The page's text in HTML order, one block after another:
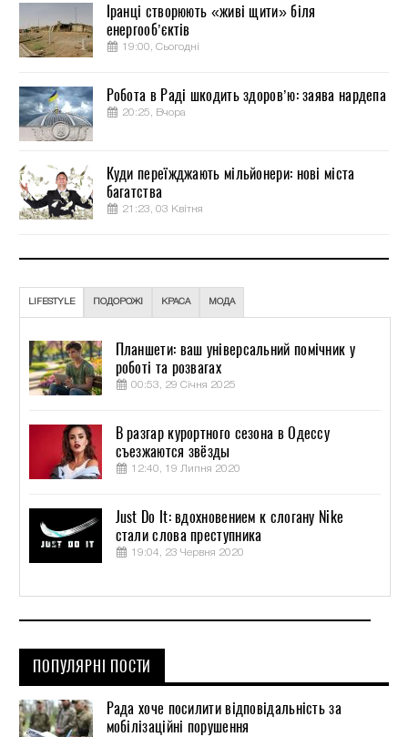
Іранці створюють «живі щити» біля
енергооб’єктів
19:00, Сьогодні
Робота в Раді шкодить здоров’ю: заява нардепа
20:25, Вчора
Куди переїжджають мільйонери: нові міста
багатства
21:23, 03 Квітня
LIFESTYLE ПОДОРОЖІ КРАСА МОДА
Планшети: ваш універсальний помічник у
роботі та розвагах
00:53, 29 Січня 2025
В разгар курортного сезона в Одессу
съезжаются звёзды
12:40, 19 Липня 2020
Just Do It: вдохновением к слогану Nike
стали слова преступника
19:04, 23 Червня 2020
ПОПУЛЯРНІ ПОСТИ
Рада хоче посилити відповідальність за
мобілізаційні порушення